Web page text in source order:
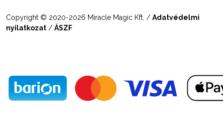
Copyright © 2020-2026 Miracle Magic Kft. / Adatvédelmi
nyilatkozat / ÁSZF